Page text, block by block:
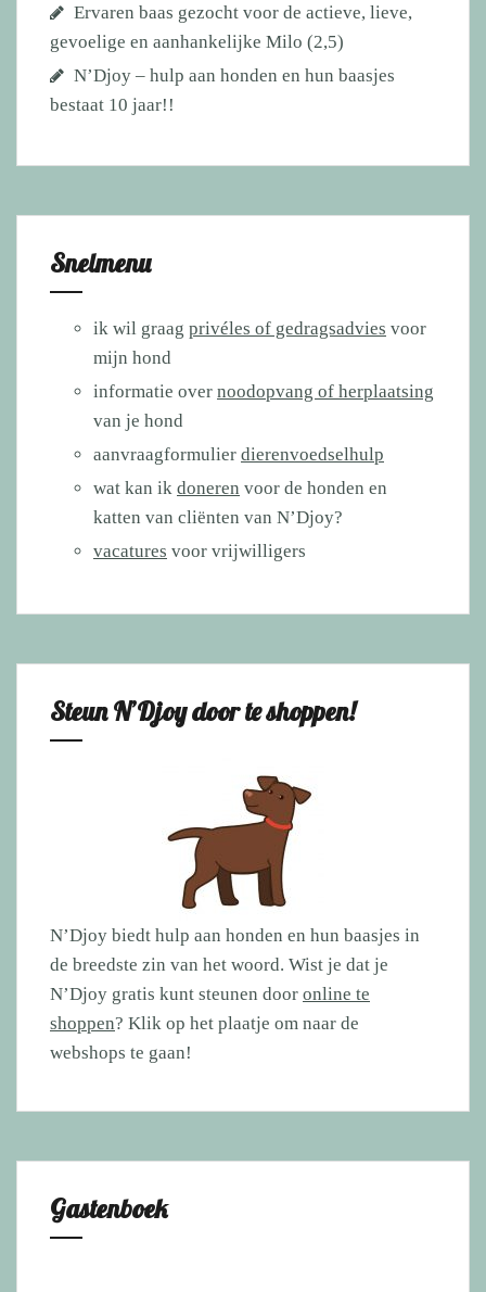
Ervaren baas gezocht voor de actieve, lieve,
gevoelige en aanhankelijke Milo (2,5)
N’Djoy – hulp aan honden en hun baasjes
bestaat 10 jaar!!
Snelmenu
ik wil graag privéles of gedragsadvies voor
mijn hond
informatie over noodopvang of herplaatsing
van je hond
aanvraagformulier dierenvoedselhulp
wat kan ik doneren voor de honden en
katten van cliënten van N’Djoy?
vacatures voor vrijwilligers
Steun N’Djoy door te shoppen!
N’Djoy biedt hulp aan honden en hun baasjes in
de breedste zin van het woord. Wist je dat je
N’Djoy gratis kunt steunen door online te
shoppen? Klik op het plaatje om naar de
webshops te gaan!
Gastenboek